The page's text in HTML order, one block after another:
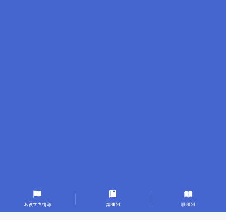
9.転職成功者の事例分析とアドバイス
お役立ち情報 業種別 職種別